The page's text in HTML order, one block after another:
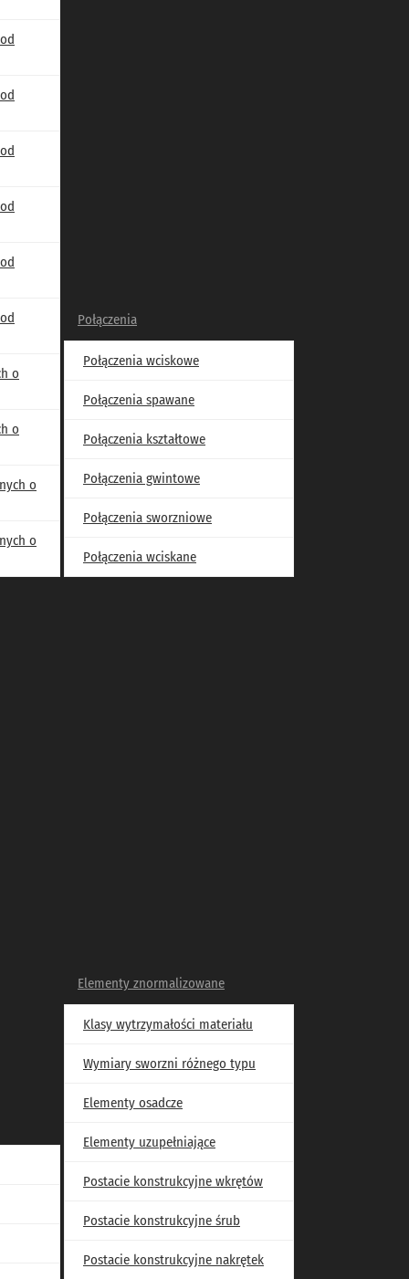
o
o
o
o
Połączenia
Połączenia wciskowe
Połączenia spawane
Połączenia kształtowe
Połączenia gwintowe
Połączenia sworzniowe
Połączenia wciskane
Elementy znormalizowane
Klasy wytrzymałości materiału
Wymiary sworzni różnego typu
Elementy osadcze
Elementy uzupełniające
Postacie konstrukcyjne wkrętów
Postacie konstrukcyjne śrub
Postacie konstrukcyjne nakrętek
wałka od 360mm do